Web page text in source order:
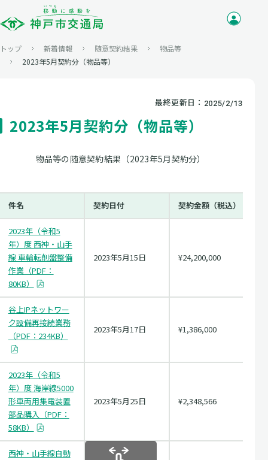
トップ 新着情報 随意契約結果
物品等
2023年5月契約分（物品等）
最終更新日： 2025/2/13
2023年5月契約分（物品等）
物品等の随意契約結果（2023年5月契約分）
件名 契約日付 契約金額（税込）
2023年（令和5
年）度 西神・山手
線 車輪転削盤整備
作業（PDF：
80KB）
2023年5月15日 ¥24,200,000
谷上IPネットワー
ク設備再接続業務
（PDF：234KB）
2023年5月17日 ¥1,386,000
2023年（令和5
年）度 海岸線5000
形車両用集電装置
部品購入（PDF：
58KB）
2023年5月25日 ¥2,348,566
西神・山手線自動